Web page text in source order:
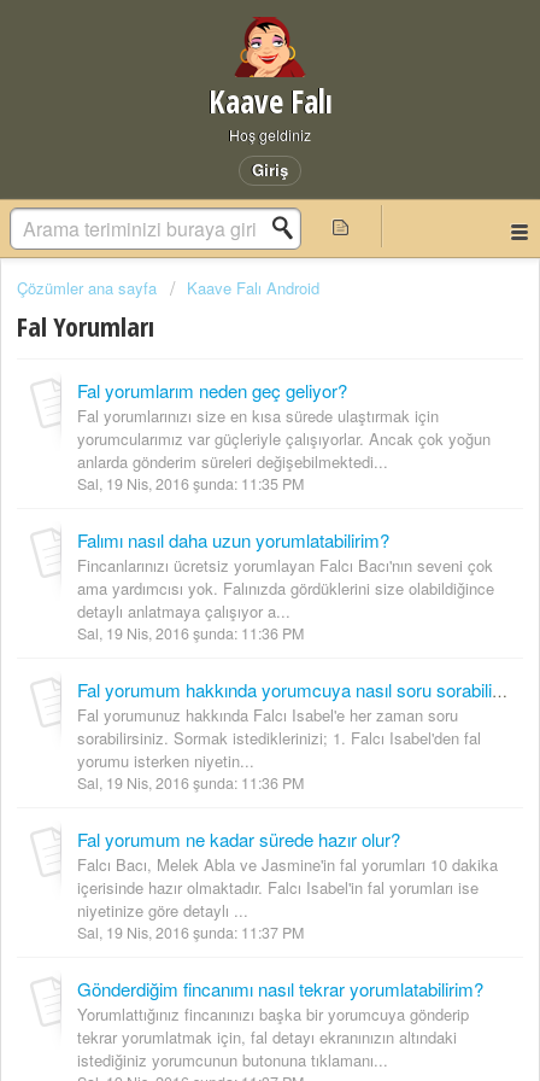
Kaave Falı
Hoş geldiniz
Giriş
Çözümler ana sayfa Kaave Falı Android
Fal Yorumları
Fal yorumlarım neden geç geliyor?
Fal yorumlarınızı size en kısa sürede ulaştırmak için
yorumcularımız var güçleriyle çalışıyorlar. Ancak çok yoğun
anlarda gönderim süreleri değişebilmektedi...
Sal, 19 Nis, 2016 şunda: 11:35 PM
Falımı nasıl daha uzun yorumlatabilirim?
Fincanlarınızı ücretsiz yorumlayan Falcı Bacı'nın seveni çok
ama yardımcısı yok. Falınızda gördüklerini size olabildiğince
detaylı anlatmaya çalışıyor a...
Sal, 19 Nis, 2016 şunda: 11:36 PM
Fal yorumum hakkında yorumcuya nasıl soru sorabilirim?
Fal yorumunuz hakkında Falcı Isabel'e her zaman soru
sorabilirsiniz. Sormak istediklerinizi; 1. Falcı Isabel'den fal
yorumu isterken niyetin...
Sal, 19 Nis, 2016 şunda: 11:36 PM
Fal yorumum ne kadar sürede hazır olur?
Falcı Bacı, Melek Abla ve Jasmine'in fal yorumları 10 dakika
içerisinde hazır olmaktadır. Falcı Isabel'in fal yorumları ise
niyetinize göre detaylı ...
Sal, 19 Nis, 2016 şunda: 11:37 PM
Gönderdiğim fincanımı nasıl tekrar yorumlatabilirim?
Yorumlattığınız fincanınızı başka bir yorumcuya gönderip
tekrar yorumlatmak için, fal detayı ekranınızın altındaki
istediğiniz yorumcunun butonuna tıklamanı...